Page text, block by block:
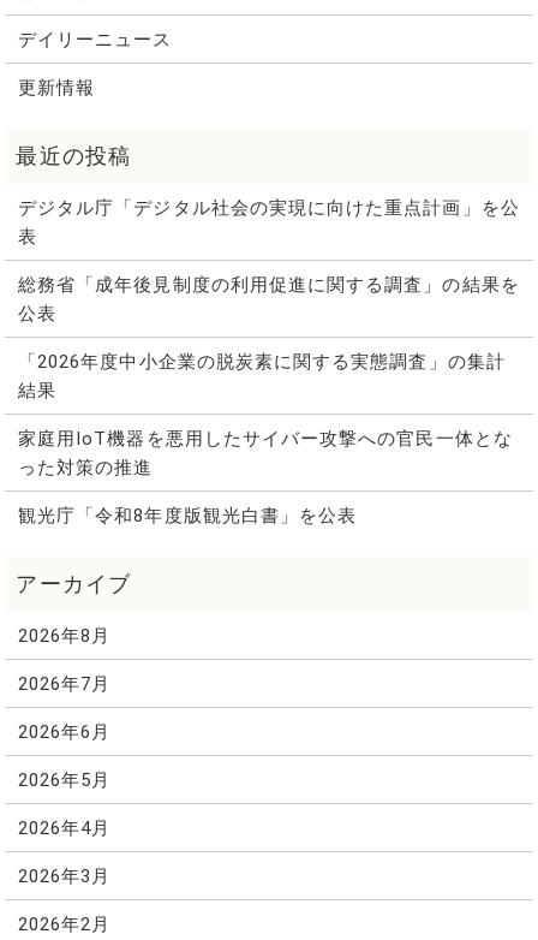
デイリーニュース
更新情報
デジタル庁「デジタル社会の実現に向けた重点計画」を公
表
総務省「成年後見制度の利用促進に関する調査」の結果を
公表
「2026年度中小企業の脱炭素に関する実態調査」の集計
結果
家庭用IoT機器を悪用したサイバー攻撃への官民一体とな
った対策の推進
観光庁「令和8年度版観光白書」を公表
2026年8月
2026年7月
2026年6月
2026年5月
2026年4月
2026年3月
2026年2月